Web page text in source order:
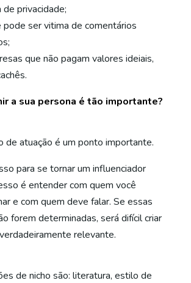
de privacidade;
pode ser vitima de comentários
que não pagam valores ideiais,
a sua persona é tão importante?
de atuação é um ponto importante.
para se tornar um influenciador
é entender com quem você
e com quem deve falar. Se essas
forem determinadas, será difícil criar
relevante.
de nicho são: literatura, estilo de